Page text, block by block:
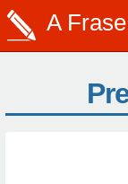
A Frase